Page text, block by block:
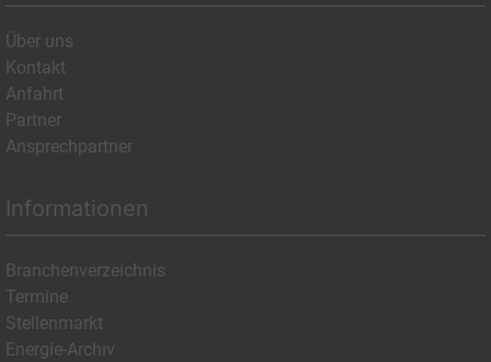
Über uns
Kontakt
Anfahrt
Partner
Ansprechpartner
Informationen
Branchenverzeichnis
Termine
Stellenmarkt
Energie-Archiv